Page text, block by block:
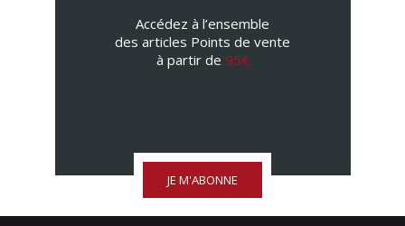
Accédez à l’ensemble
des articles Points de vente
à partir de 95€
JE M'ABONNE